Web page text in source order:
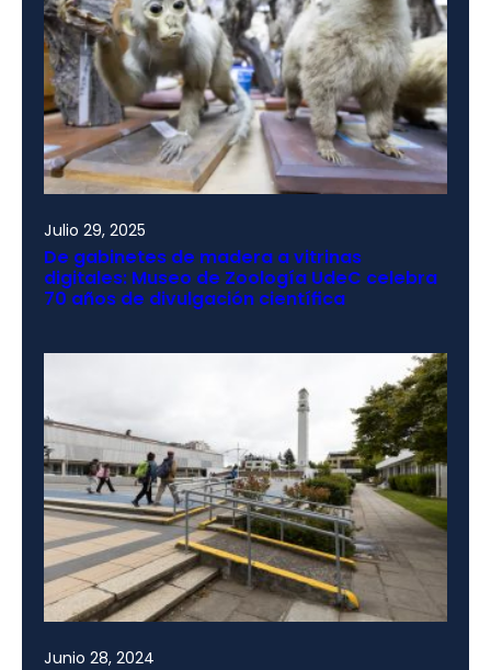
Julio 29, 2025
De gabinetes de madera a vitrinas
digitales: Museo de Zoología UdeC celebra
70 años de divulgación científica
Junio 28, 2024